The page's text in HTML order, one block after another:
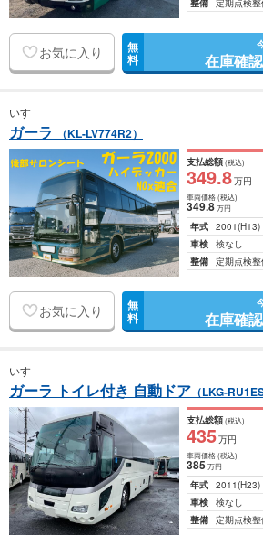
整備 定期点検整
お気に入り 無
料 在庫確
いすゞ
ガーラ （KL-LV774R2）
支払総額(税込)
349.8万円
車両価格(税込)
349.8万円
年式 2001(H13)
車検 検なし
整備 定期点検整
お気に入り 無
料 在庫確
いすゞ
ガーラ トイレ付き 自動ドア （LKG-
支払総額(税込)
435万円
車両価格(税込)
385万円
年式 2011(H23)
車検 検なし
整備 定期点検整